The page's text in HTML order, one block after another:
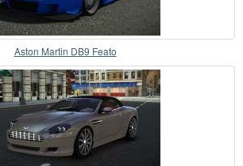
Aston Martin DB9 Feato